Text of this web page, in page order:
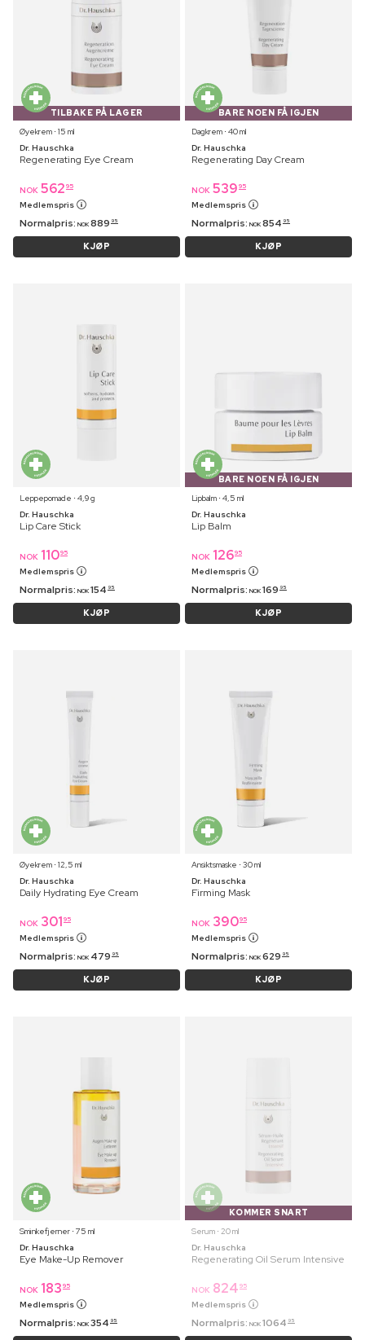
TILBAKE PÅ LAGER
Øyekrem ⋅ 15 ml
Dr. Hauschka
Regenerating Eye Cream
NOK 562 95
Medlemspris
Normalpris: NOK 889 95
KJØP
BARE NOEN FÅ IGJEN
Dagkrem ⋅ 40 ml
Dr. Hauschka
Regenerating Day Cream
NOK 539 95
Medlemspris
Normalpris: NOK 854 95
KJØP
Leppepomade ⋅ 4,9 g
Dr. Hauschka
Lip Care Stick
NOK 11095
Medlemspris
Normalpris: NOK 154 95
KJØP
BARE NOEN FÅ IGJEN
Lipbalm ⋅ 4,5 ml
Dr. Hauschka
Lip Balm
NOK 12695
Medlemspris
Normalpris: NOK 169 95
KJØP
Øyekrem ⋅ 12,5 ml
Dr. Hauschka
Daily Hydrating Eye Cream
NOK 301 95
Medlemspris
Normalpris: NOK 479 95
KJØP
Ansiktsmaske ⋅ 30 ml
Dr. Hauschka
Firming Mask
NOK 39095
Medlemspris
Normalpris: NOK 629 95
KJØP
Sminkefjerner ⋅ 75 ml
Dr. Hauschka
Eye Make-Up Remover
NOK 183 95
Medlemspris
Normalpris: NOK 354 95
KOMMER SNART
Serum ⋅ 20 ml
Dr. Hauschka
Regenerating Oil Serum Intensive
NOK 824 95
Medlemspris
Normalpris: NOK 1064 95